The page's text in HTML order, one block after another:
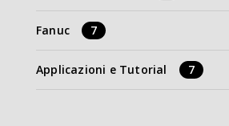
Fanuc 7
Applicazioni e Tutorial 7